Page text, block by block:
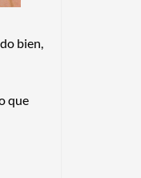
bien,
que